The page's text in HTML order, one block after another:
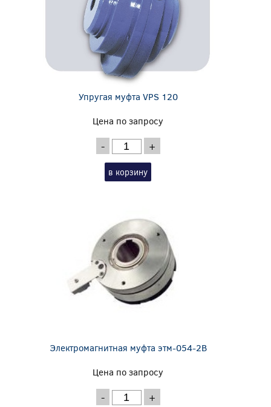
Упругая муфта VPS 120
Цена по запросу
- +
в корзину
Электромагнитная муфта этм-054-2В
Цена по запросу
- +